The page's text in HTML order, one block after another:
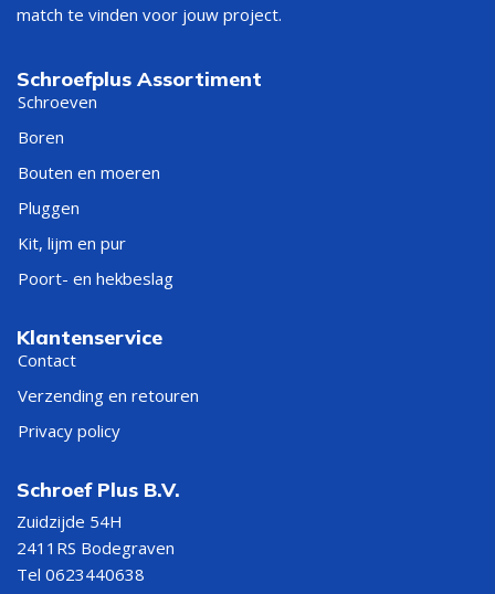
match te vinden voor jouw project.
Schroefplus Assortiment
Schroeven
Boren
Bouten en moeren
Pluggen
Kit, lijm en pur
Poort- en hekbeslag
Klantenservice
Contact
Verzending en retouren
Privacy policy
Schroef Plus B.V.
Zuidzijde 54H
2411RS Bodegraven
Tel 0623440638